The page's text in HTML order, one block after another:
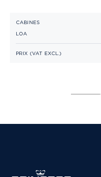
PRINCESS X80
PRIX (VAT EXCL.)
CABINES
LOA